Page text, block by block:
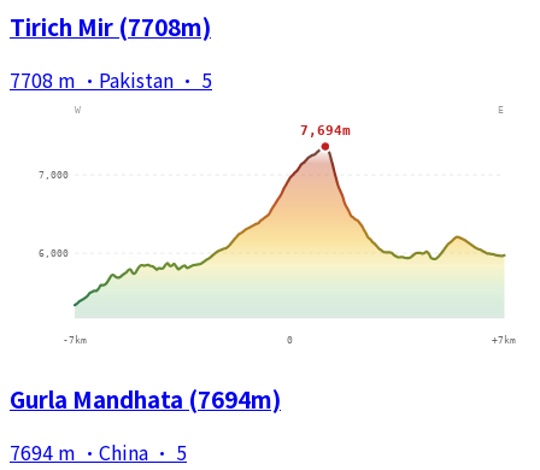
Tirich Mir (7708m)
7708 m · Pakistan · 5
Gurla Mandhata (7694m)
7694 m · China · 5